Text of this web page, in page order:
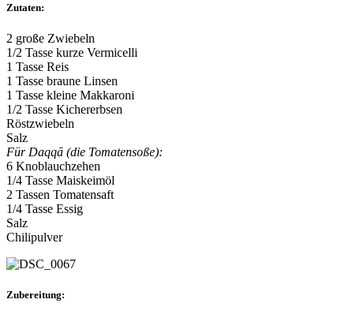
Zutaten:
2 große Zwiebeln
1/2 Tasse kurze Vermicelli
1 Tasse Reis
1 Tasse braune Linsen
1 Tasse kleine Makkaroni
1/2 Tasse Kichererbsen
Röstzwiebeln
Salz
Für Daqqā (die Tomatensoße):
6 Knoblauchzehen
1/4 Tasse Maiskeimöl
2 Tassen Tomatensaft
1/4 Tasse Essig
Salz
Chilipulver
Zubereitung: